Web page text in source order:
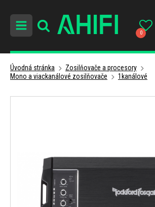
0
Úvodná stránka
Zosilňovače a procesory
Mono a viackanálové zosilňovače
1kanálové